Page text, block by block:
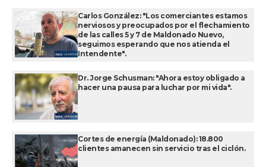
Carlos González: "Los comerciantes estamos
nerviosos y preocupados por el flechamiento
de las calles 5 y 7 de Maldonado Nuevo,
seguimos esperando que nos atienda el
Intendente".
Dr. Jorge Schusman: "Ahora estoy obligado a
hacer una pausa para luchar por mi vida".
Cortes de energía (Maldonado): 18.800
clientes amanecen sin servicio tras el ciclón.